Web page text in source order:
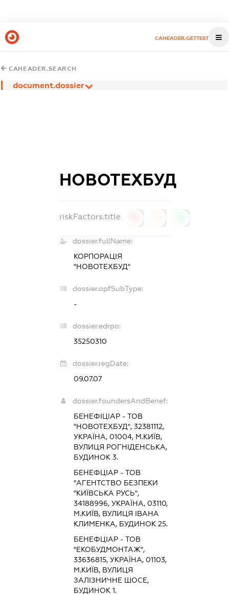
CAHEADER.GETTEST
CAHEADER.SEARCH
document.dossier
НОВОТЕХБУД
riskFactors.title
dossier.fullName:
КОРПОРАЦІЯ
"НОВОТЕХБУД"
dossier.opfSubType:
-
dossier.edrpo:
35250310
dossier.regDate:
09.07.07
dossier.foundersAndBenef:
БЕНЕФІЦІАР - ТОВ
"НОВОТЕХБУД", 32381112,
УКРАЇНА, 01004, М.КИЇВ,
ВУЛИЦЯ РОГНІДЕНСЬКА,
БУДИНОК 3.
БЕНЕФЦІАР - ТОВ
"АГЕНТСТВО БЕЗПЕКИ
"КИЇВСЬКА РУСЬ",
34188996, УКРАЇНА, 03110,
М.КИЇВ, ВУЛИЦЯ ІВАНА
КЛИМЕНКА, БУДИНОК 25.
БЕНЕФЦІАР - ТОВ
"ЕКОБУДМОНТАЖ",
33636815, УКРАЇНА, 01103,
М.КИЇВ, ВУЛИЦЯ
ЗАЛІЗНИЧНЕ ШОСЕ,
БУДИНОК 1.